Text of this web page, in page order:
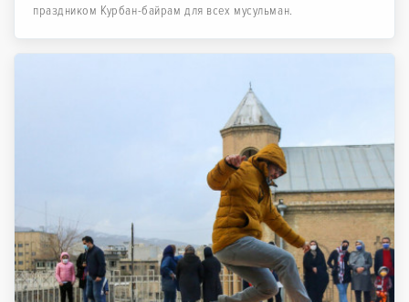
праздником Курбан-байрам для всех мусульман.